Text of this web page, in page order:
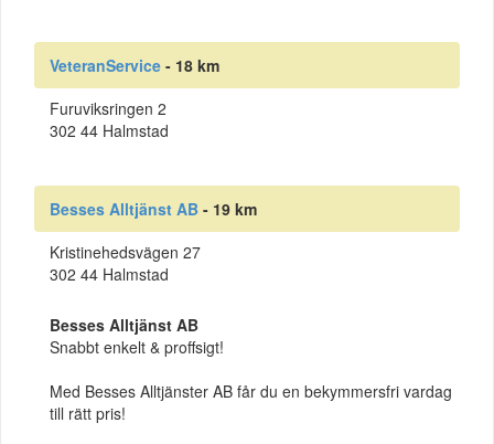
VeteranService - 18 km
Furuviksringen 2
302 44 Halmstad
Besses Alltjänst AB - 19 km
Kristinehedsvägen 27
302 44 Halmstad
Besses Alltjänst AB
Snabbt enkelt & proffsigt!
Med Besses Alltjänster AB får du en bekymmersfri vardag
till rätt pris!